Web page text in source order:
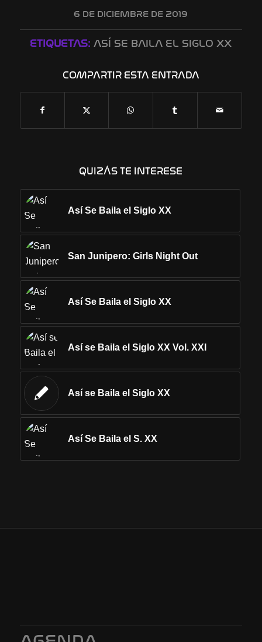
6 DE DICIEMBRE DE 2019
ETIQUETAS: ASÍ SE BAILA EL SIGLO XX
COMPARTIR ESTA ENTRADA
QUIZÁS TE INTERESE
Así Se Baila el Siglo XX
San Junipero: Girls Night Out
Así Se Baila el Siglo XX
Así se Baila el Siglo XX Vol. XXI
Así se Baila el Siglo XX
Así Se Baila el S. XX